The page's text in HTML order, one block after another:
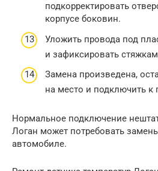
подкорректировать
корпусе боковин.
Уложить провода под
и зафиксировать
Замена произведена,
на место и подключить к
Нормальное подключение
Логан может потребовать
автомобиле.